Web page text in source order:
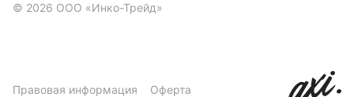
© 2026 ООО «Инко-Трейд»
Правовая информация Оферта